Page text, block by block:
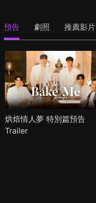
預告 劇照 推薦影片
烘焙情人夢 特別篇預告
Trailer